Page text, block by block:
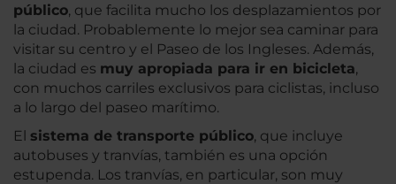
público, que facilita mucho los desplazamientos por
la ciudad. Probablemente lo mejor sea caminar para
visitar su centro y el Paseo de los Ingleses. Además,
la ciudad es muy apropiada para ir en bicicleta,
con muchos carriles exclusivos para ciclistas, incluso
a lo largo del paseo marítimo.
El sistema de transporte público, que incluye
autobuses y tranvías, también es una opción
estupenda. Los tranvías, en particular, son muy